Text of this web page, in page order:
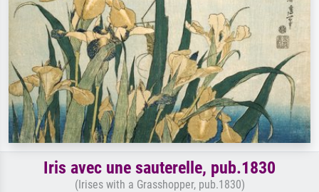
Iris avec une sauterelle, pub.1830
(Irises with a Grasshopper, pub.1830)